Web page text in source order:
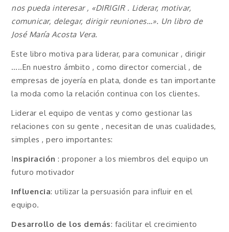
nos pueda interesar , «DIRIGIR . Liderar, motivar,
comunicar, delegar, dirigir reuniones…». Un libro de
José María Acosta Vera.
Este libro motiva para liderar, para comunicar , dirigir
…..En nuestro ámbito , como director comercial , de
empresas de joyería en plata, donde es tan importante
la moda como la relación continua con los clientes.
Liderar el equipo de ventas y como gestionar las
relaciones con su gente , necesitan de unas cualidades,
simples , pero importantes:
Inspiración : proponer a los miembros del equipo un
futuro motivador
Influencia: utilizar la persuasión para influir en el
equipo.
Desarrollo de los demás: facilitar el crecimiento